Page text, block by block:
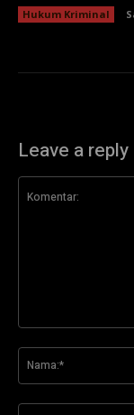
Hukum Kriminal
Leave a reply